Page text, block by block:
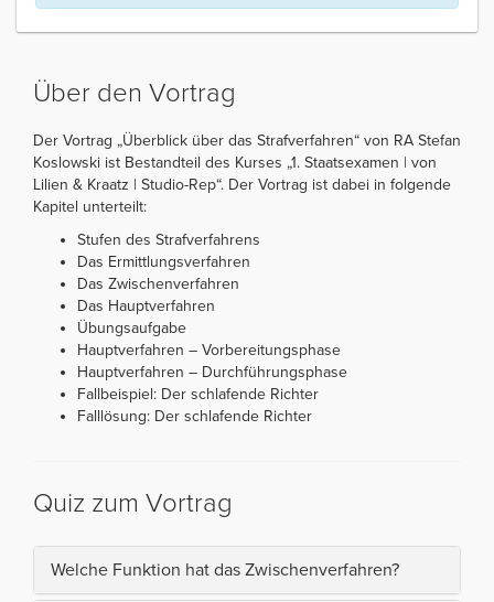
Über den Vortrag
Der Vortrag „Überblick über das Strafverfahren“ von RA Stefan
Koslowski ist Bestandteil des Kurses „1. Staatsexamen | von
Lilien & Kraatz | Studio-Rep“. Der Vortrag ist dabei in folgende
Kapitel unterteilt:
Stufen des Strafverfahrens
Das Ermittlungsverfahren
Das Zwischenverfahren
Das Hauptverfahren
Übungsaufgabe
Hauptverfahren – Vorbereitungsphase
Hauptverfahren – Durchführungsphase
Fallbeispiel: Der schlafende Richter
Falllösung: Der schlafende Richter
Quiz zum Vortrag
Welche Funktion hat das Zwischenverfahren?